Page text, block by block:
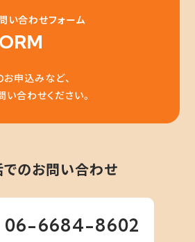
い合わせフォーム
申込みなど、
合わせください。
でのお問い合わせ
06-6684-8602